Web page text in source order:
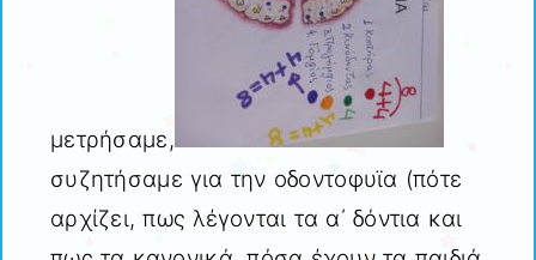
μετρήσαμε,
συζητήσαμε για την οδοντοφυϊα (πότε
αρχίζει, πως λέγονται τα α΄ δόντια και